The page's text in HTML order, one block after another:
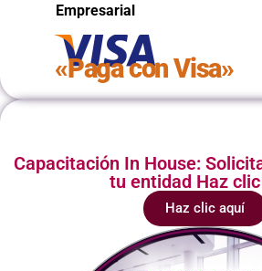
Empresarial
«Paga con Visa»
Capacitación In House:
tu entidad Haz
Haz clic aquí